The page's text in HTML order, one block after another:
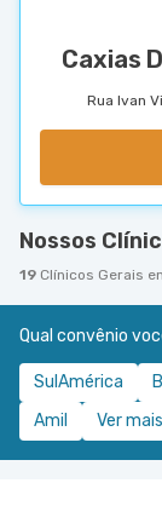
Caxias
Rua Ivan
Nossos
19 Clínicos Gerais
Qual convênio
SulAmérica
Amil
Ver mais